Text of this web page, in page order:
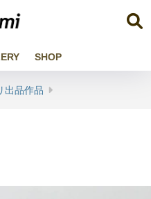
SHOP
出品作品